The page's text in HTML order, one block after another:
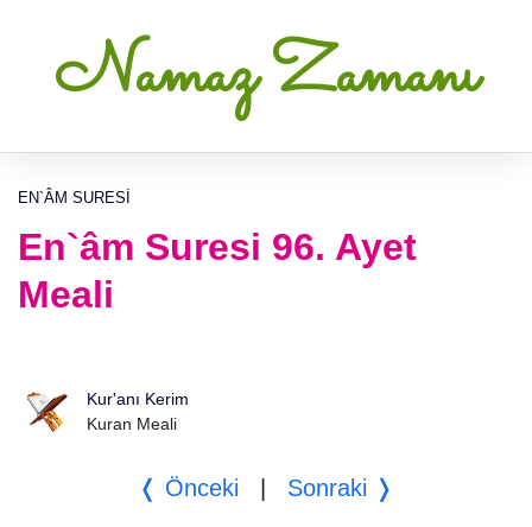
Namaz Zamanı
EN`ÂM SURESI
En`âm Suresi 96. Ayet
Meali
Kur'anı Kerim
Kuran Meali
❬ Önceki Sonraki ❭